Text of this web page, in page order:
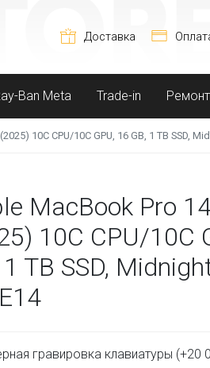
Доставка
Ban Meta Trade-in Ремонт
10C CPU/10C GPU, 16 GB, 1 TB SSD,
MacBook Pro
10C CPU/10C
1 TB SSD,
гравировка клавиатуры (+20